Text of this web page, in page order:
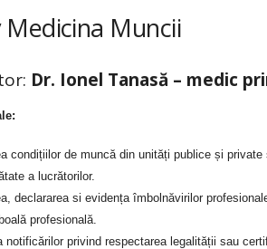
Medicina Muncii
Dr. Ionel Tanasă – medic
condițiilor de muncă din unități publice și
a lucrătorilor.
declararea si evidența îmbolnăvirilor
profesională.
notificărilor privind respectarea legalității sau